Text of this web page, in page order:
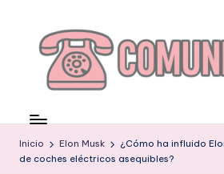
contenido
O
M
Inicio Elon Musk
¿Cómo ha influido
de coches eléctricos asequibles?